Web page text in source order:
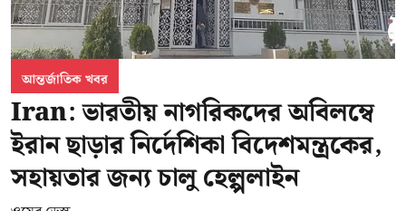
আন্তর্জাতিক খবর
Iran: ভারতীয় নাগরিকদের অবিলম্বে
ইরান ছাড়ার নির্দেশিকা বিদেশমন্ত্রকের,
সহায়তার জন্য চালু হেল্পলাইন